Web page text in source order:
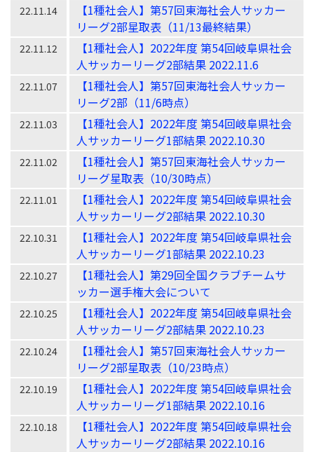
22.11.14
【1種社会人】第57回東海社会人サッカー
リーグ2部星取表（11/13最終結果）
22.11.12
【1種社会人】2022年度 第54回岐阜県社会
人サッカーリーグ2部結果 2022.11.6
22.11.07
【1種社会人】第57回東海社会人サッカー
リーグ2部（11/6時点）
22.11.03
【1種社会人】2022年度 第54回岐阜県社会
人サッカーリーグ1部結果 2022.10.30
22.11.02
【1種社会人】第57回東海社会人サッカー
リーグ星取表（10/30時点）
22.11.01
【1種社会人】2022年度 第54回岐阜県社会
人サッカーリーグ2部結果 2022.10.30
22.10.31
【1種社会人】2022年度 第54回岐阜県社会
人サッカーリーグ1部結果 2022.10.23
22.10.27
【1種社会人】第29回全国クラブチームサ
ッカー選手権大会について
22.10.25
【1種社会人】2022年度 第54回岐阜県社会
人サッカーリーグ2部結果 2022.10.23
22.10.24
【1種社会人】第57回東海社会人サッカー
リーグ2部星取表（10/23時点）
22.10.19
【1種社会人】2022年度 第54回岐阜県社会
人サッカーリーグ1部結果 2022.10.16
22.10.18
【1種社会人】2022年度 第54回岐阜県社会
人サッカーリーグ2部結果 2022.10.16